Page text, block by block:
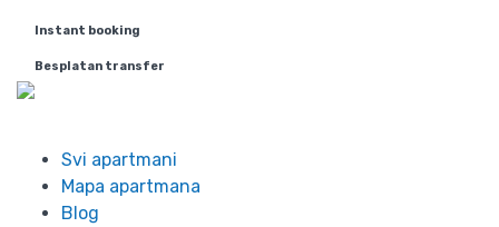
Instant booking
Besplatan transfer
Svi apartmani
Mapa apartmana
Blog